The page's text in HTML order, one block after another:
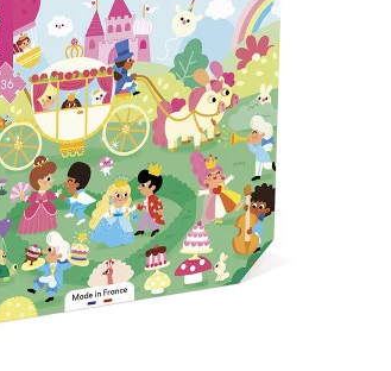
GIOCATTOLI SENSO-
MOTORI
GIOCATTOLI DI
IMITAZIONE
MINI UNIVERSI
ARIA APERTA
LAVAGNE, MOBILI E
PER BAMBINI
PEZZI STACCATI